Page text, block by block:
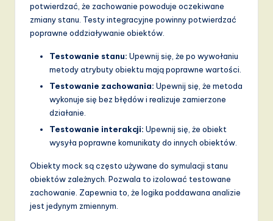
potwierdzać, że zachowanie powoduje oczekiwane
zmiany stanu. Testy integracyjne powinny potwierdzać
poprawne oddziaływanie obiektów.
Testowanie stanu: Upewnij się, że po wywołaniu
metody atrybuty obiektu mają poprawne wartości.
Testowanie zachowania: Upewnij się, że metoda
wykonuje się bez błędów i realizuje zamierzone
działanie.
Testowanie interakcji: Upewnij się, że obiekt
wysyła poprawne komunikaty do innych obiektów.
Obiekty mock są często używane do symulacji stanu
obiektów zależnych. Pozwala to izolować testowane
zachowanie. Zapewnia to, że logika poddawana analizie
jest jedynym zmiennym.